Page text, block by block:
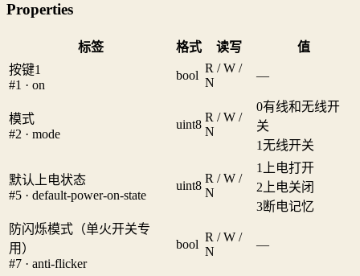
Properties
标签 格式 读写
值
按键1
#1 · on
bool
R / W /
N
—
模式
#2 · mode
uint8
R / W /
N
0有线和无线开
关
1无线开关
默认上电状态
#5 · default-power-on-state
uint8
R / W /
N
1
上电打开
2 上电关闭
3断电记忆
防闪烁模式（单火开关专
用）
#7 · anti-flicker
bool
R / W /
N
—